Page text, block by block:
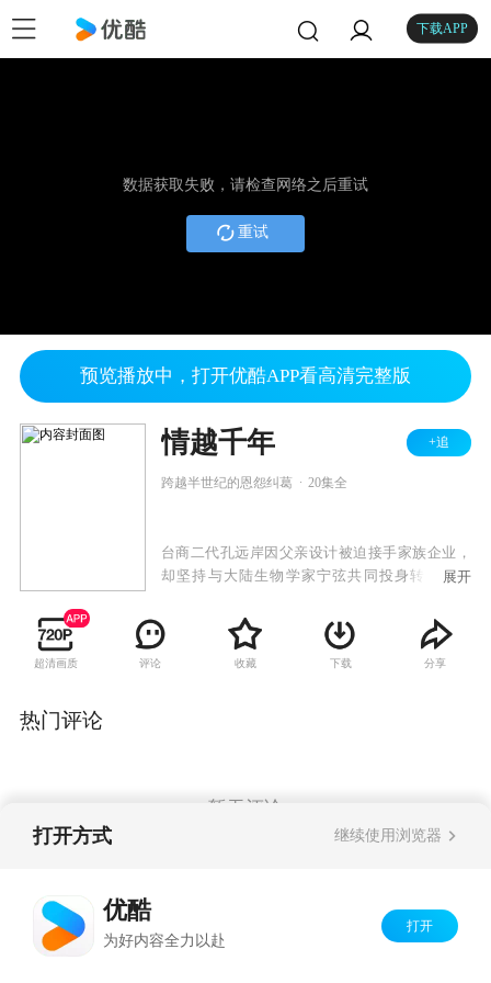
下载APP
数据获取失败，请检查网络之后重试
重试
预览播放中，打开优酷APP看高清完整版
情越千年 +追
跨越半世纪的恩怨纠葛 20集全
台商二代孔远岸因父亲设计被迫接手家族企业，
却坚持与大陆生物学家宁弦共同投身转基因研
隔，同时面对杜寸心的婚约压力、刘遥遥与师齐
的事业合作关系等情感考验。随着父辈孔思凡与
宁淡云重逢化解仇恨，两岸年轻一代在事业抉择
展开
超清画质 评论 收藏 下载 分享
热门评论
暂无评论
打开方式 继续使用浏览器
优酷
为好内容全力以赴
打开